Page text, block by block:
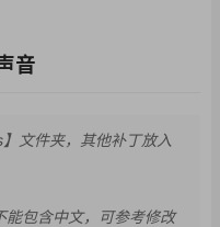
音
文件夹，其他补丁放入
能包含中文，可参考修改